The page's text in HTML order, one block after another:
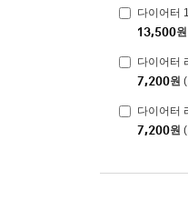
다이어터
13,500원
다이어터
7,200원
다이어터
7,200원